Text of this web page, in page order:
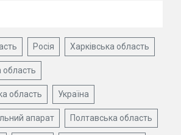
Росія Харківська область
область
область Україна
апарат Полтавська область